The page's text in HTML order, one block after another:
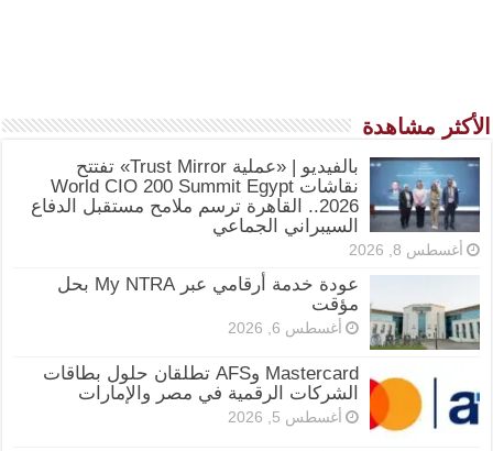
الأكثر مشاهدة
بالفيديو | «عملية Trust Mirror» تفتتح
نقاشات World CIO 200 Summit Egypt
2026.. القاهرة ترسم ملامح مستقبل الدفاع
السيبراني الجماعي
أغسطس 8, 2026
عودة خدمة أرقامي عبر My NTRA بحل
مؤقت
أغسطس 6, 2026
Mastercard وAFS تطلقان حلول بطاقات
الشركات الرقمية في مصر والإمارات
أغسطس 5, 2026